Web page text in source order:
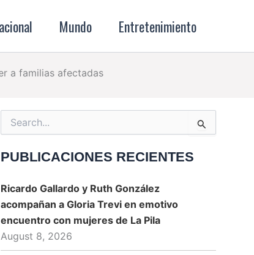
Mundo Entretenimiento
a familias afectadas
Search
for:
PUBLICACIONES RECIENTES
Ricardo Gallardo y Ruth González
acompañan a Gloria Trevi en emotivo
encuentro con mujeres de La Pila
August 8, 2026